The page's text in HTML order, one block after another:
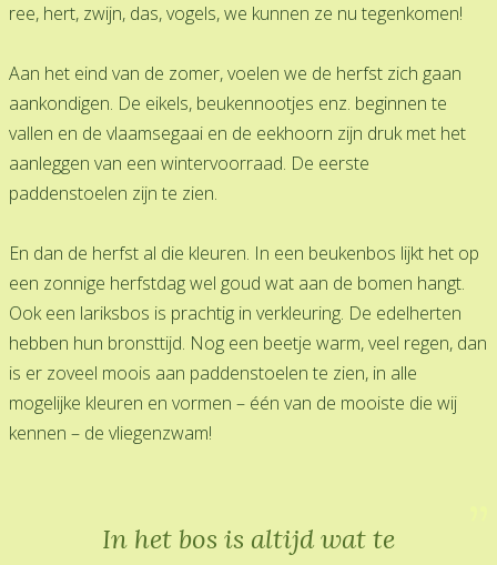
ree, hert, zwijn, das, vogels, we kunnen ze nu tegenkomen!
Aan het eind van de zomer, voelen we de herfst zich gaan
aankondigen. De eikels, beukennootjes enz. beginnen te
vallen en de vlaamsegaai en de eekhoorn zijn druk met het
aanleggen van een wintervoorraad. De eerste
paddenstoelen zijn te zien.
En dan de herfst al die kleuren. In een beukenbos lijkt het op
een zonnige herfstdag wel goud wat aan de bomen hangt.
Ook een lariksbos is prachtig in verkleuring. De edelherten
hebben hun bronsttijd. Nog een beetje warm, veel regen, dan
is er zoveel moois aan paddenstoelen te zien, in alle
mogelijke kleuren en vormen – één van de mooiste die wij
kennen – de vliegenzwam!
In het bos is altijd wat te